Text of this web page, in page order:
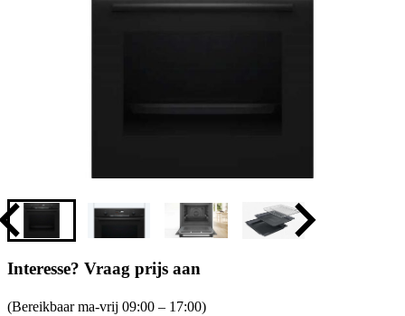
Interesse? Vraag prijs aan
(Bereikbaar ma-vrij 09:00 – 17:00)